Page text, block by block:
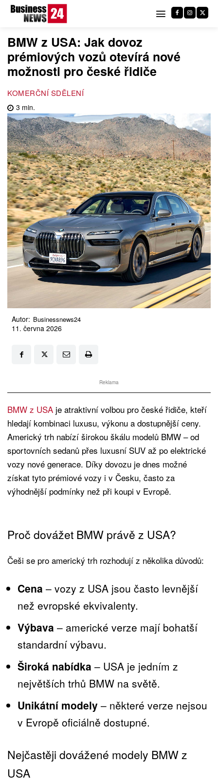
BMW z USA: Jak dovoz
prémiových vozů otevírá nové
možnosti pro české řidiče
KOMERČNÍ SDĚLENÍ
3 min.
Autor: Businessnews24
11. června 2026
Reklama
BMW z USA je atraktivní volbou pro české řidiče, kteří
hledají kombinaci luxusu, výkonu a dostupnější ceny.
Americký trh nabízí širokou škálu modelů BMW – od
sportovních sedanů přes luxusní SUV až po elektrické
vozy nové generace. Díky dovozu je dnes možné
získat tyto prémiové vozy i v Česku, často za
výhodnější podmínky než při koupi v Evropě.
Proč dovážet BMW právě z USA?
Češi se pro americký trh rozhodují z několika důvodů:
Cena – vozy z USA jsou často levnější
než evropské ekvivalenty.
Výbava – americké verze mají bohatší
standardní výbavu.
Široká nabídka – USA je jedním z
největších trhů BMW na světě.
Unikátní modely – některé verze nejsou
v Evropě oficiálně dostupné.
Nejčastěji dovážené modely BMW z
USA